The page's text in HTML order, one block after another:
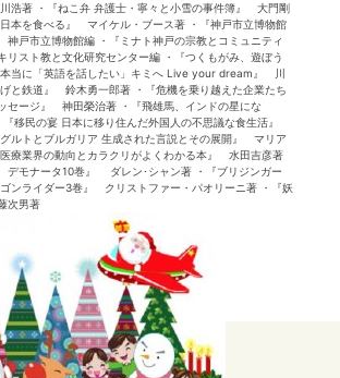
浩著 ・『ねこ弁 弁護士・寧々と小雪の事件簿』 大門剛
本を食べる』 マイケル・ブース著 ・『神戸市立博物館
戸市立博物館編 ・『ミナト神戸の宗教とコミュニティ
スト教と文化研究センター編 ・『つくもがみ、遊ぼう
当に「英語を話したい」キミへ Live your dream』 川
と鉄道』 鈴木勇一郎著 ・『危機を乗り越えた企業たち
セージ』 神田榮治著 ・『飛雄馬、インドの星にな
移民の宴 日本に移り住んだ外国人の不思議な食生活』
ルトとブルガリア 生成された言説とその展開』 マリア
療業界の動向とカラクリがよくわかる本』 水田吉彦著
デモナータ10巻』 ダレン･シャン著 ・『ブリジンガー
ンライダー3巻』 クリストファー・パオリーニ著 ・『妖
次男著